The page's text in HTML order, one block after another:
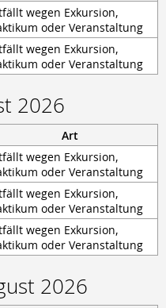
in
Fahrzeugbaumechaniker/-in
in
in
in
wegen Exkursion,
oder Veranstaltung
wegen Exkursion,
oder Veranstaltung
2026
Art
wegen Exkursion,
oder Veranstaltung
wegen Exkursion,
oder Veranstaltung
wegen Exkursion,
oder Veranstaltung
2026